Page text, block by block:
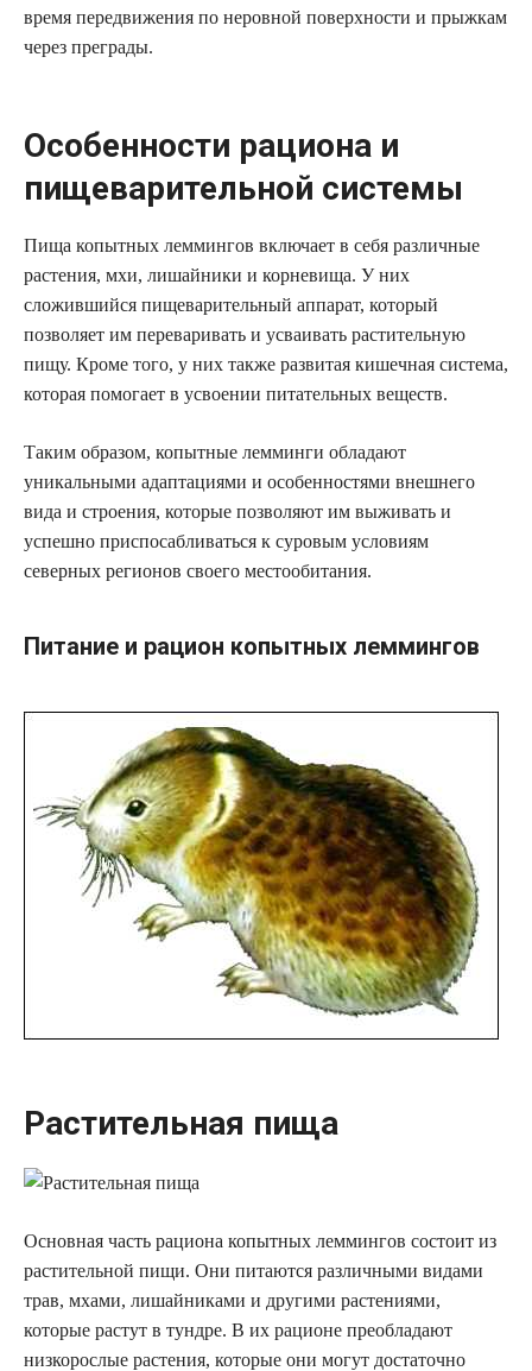
время передвижения по неровной поверхности и прыжкам
через преграды.
Особенности рациона и
пищеварительной системы
Пища копытных леммингов включает в себя различные
растения, мхи, лишайники и корневища. У них
сложившийся пищеварительный аппарат, который
позволяет им переваривать и усваивать растительную
пищу. Кроме того, у них также развитая кишечная система,
которая помогает в усвоении питательных веществ.
Таким образом, копытные лемминги обладают
уникальными адаптациями и особенностями внешнего
вида и строения, которые позволяют им выживать и
успешно приспосабливаться к суровым условиям
северных регионов своего местообитания.
Питание и рацион копытных леммингов
Растительная пища
Основная часть рациона копытных леммингов состоит из
растительной пищи. Они питаются различными видами
трав, мхами, лишайниками и другими растениями,
которые растут в тундре. В их рационе преобладают
низкорослые растения, которые они могут достаточно